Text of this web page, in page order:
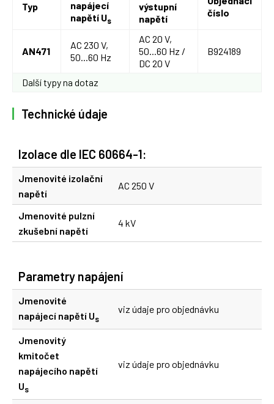
Typ
napájecí
napětí Us
výstupní
napětí
číslo
AN471
AC 230 V,
50...60 Hz
AC 20 V,
50...60 Hz /
DC 20 V
B924189
Další typy na dotaz
Technické údaje
Izolace dle IEC 60664-1:
Jmenovité izolační
napětí
AC 250 V
Jmenovité pulzní
zkušební napětí
4 kV
Parametry napájení
Jmenovité
napájecí napětí Us
viz údaje pro objednávku
Jmenovitý
kmitočet
napájecího napětí
Us
viz údaje pro objednávku